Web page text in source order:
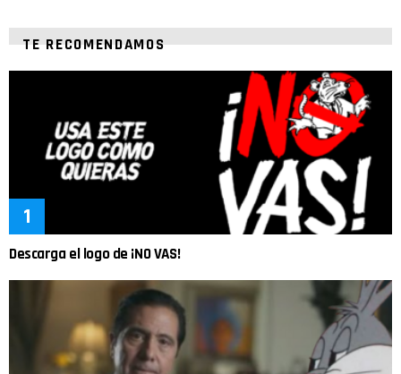
TE RECOMENDAMOS
Descarga el logo de ¡NO VAS!